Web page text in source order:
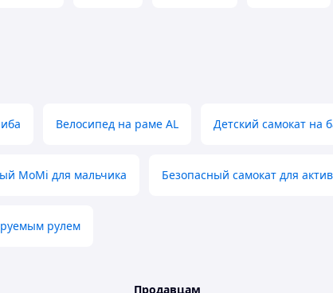
93,5–104 см
Велосипед на раме AL Детский самокат на
MoMi для мальчика Безопасный самокат для
рулем
Продавцам